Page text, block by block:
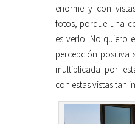
enorme y con
fotos, porque una
es verlo. No quiero
percepción positiva
multiplicada por
con estas vistas tan